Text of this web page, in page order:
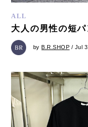
ALL
大人の男性の短
by B.R.SHOP / Jul